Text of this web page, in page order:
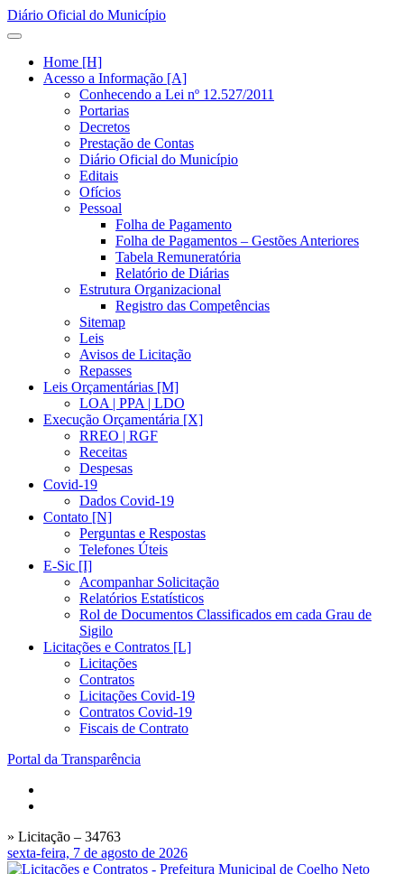
Diário Oficial do Município
Home [H]
Acesso a Informação [A]
Conhecendo a Lei nº 12.527/2011
Portarias
Decretos
Prestação de Contas
Diário Oficial do Município
Editais
Ofícios
Pessoal
Folha de Pagamento
Folha de Pagamentos – Gestões Anteriores
Tabela Remuneratória
Relatório de Diárias
Estrutura Organizacional
Registro das Competências
Sitemap
Leis
Avisos de Licitação
Repasses
Leis Orçamentárias [M]
LOA | PPA | LDO
Execução Orçamentária [X]
RREO | RGF
Receitas
Despesas
Covid-19
Dados Covid-19
Contato [N]
Perguntas e Respostas
Telefones Úteis
E-Sic [I]
Acompanhar Solicitação
Relatórios Estatísticos
Rol de Documentos Classificados em cada Grau de
Sigilo
Licitações e Contratos [L]
Licitações
Contratos
Licitações Covid-19
Contratos Covid-19
Fiscais de Contrato
Portal da Transparência
» Licitação – 34763
sexta-feira, 7 de agosto de 2026